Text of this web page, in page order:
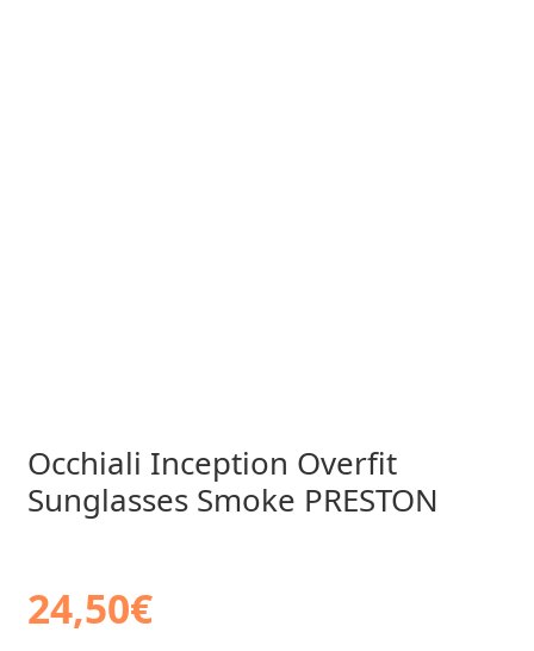
Occhiali Inception Overfit
Sunglasses Smoke PRESTON
24,50€